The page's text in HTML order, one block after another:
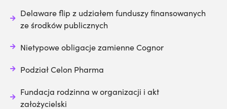
Delaware flip z udziałem funduszy finansowanych
ze środków publicznych
Nietypowe obligacje zamienne Cognor
Podział Celon Pharma
Fundacja rodzinna w organizacji i akt
założycielski